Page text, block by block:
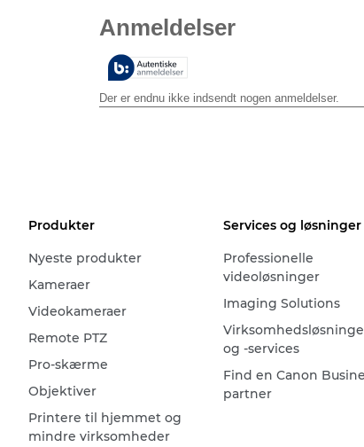
stjerner.
Produkter
Nyeste produkter
Kameraer
Videokameraer
Remote PTZ
Pro-skærme
Objektiver
Printere til hjemmet og
mindre virksomheder
Services og løsninger
Professionelle
videoløsninger
Imaging Solutions
og -services
Find en Canon
partner